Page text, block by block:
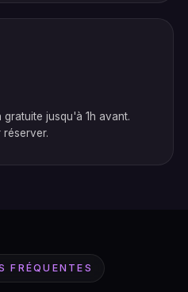
jusqu'à 1h avant.
FRÉQUENTES